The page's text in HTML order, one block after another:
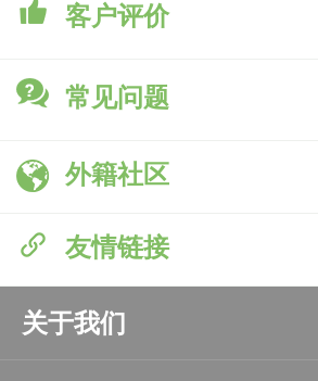
客户评价
常见问题
外籍社区
友情链接
关于我们